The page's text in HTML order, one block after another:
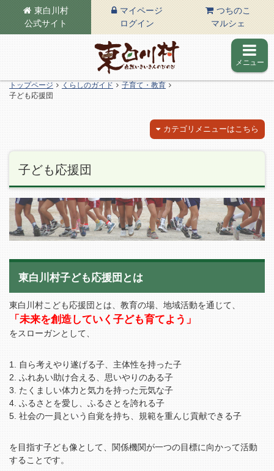
東白川村
公式サイト
マイページ
ログイン
つちのこ
マルシェ
東白川村の公式サイト
メニュー
トップページ くらしのガイド
子育て・教育
子ども応援団
カテゴリメニューはこちら
子ども応援団
東白川村子ども応援団とは
東白川村こども応援団とは、教育の場、地域活動を通じて、
「未来を創造していく子ども育てよう」
をスローガンとして、
自ら考えやり遂げる子、主体性を持った子
ふれあい助け合える、思いやりのある子
たくましい体力と気力を持った元気な子
ふるさとを愛し、ふるさとを誇れる子
社会の一員という自覚を持ち、規範を重んじ貢献できる子
を目指す子ども像として、関係機関が一つの目標に向かって活動
することです。